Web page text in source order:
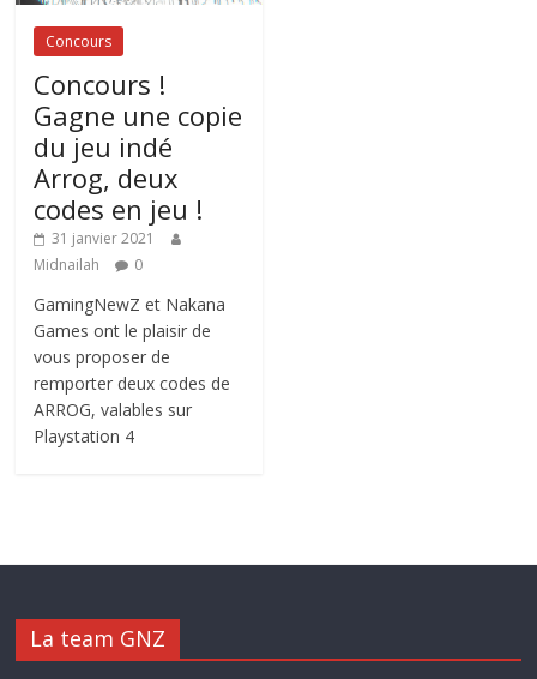
Concours
Concours !
Gagne une copie
du jeu indé
Arrog, deux
codes en jeu !
31 janvier 2021
Midnailah
0
GamingNewZ et Nakana
Games ont le plaisir de
vous proposer de
remporter deux codes de
ARROG, valables sur
Playstation 4
La team GNZ